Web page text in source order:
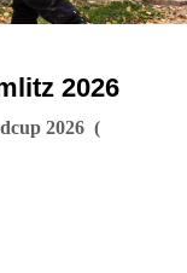
2026
2026 (